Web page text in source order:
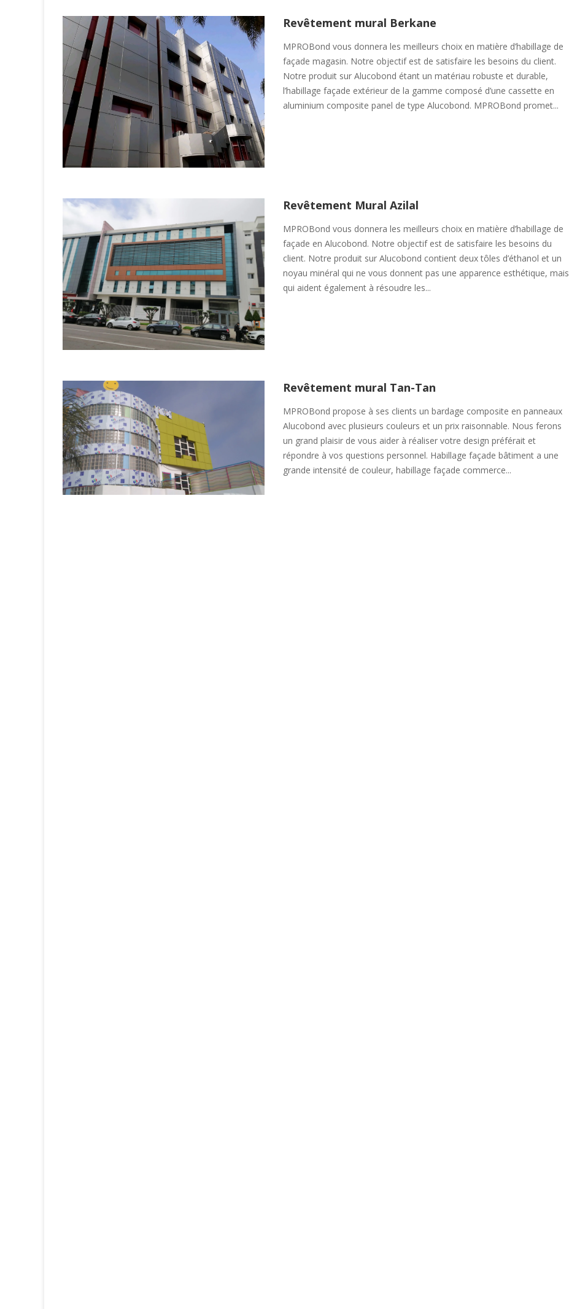
Revêtement mural Berkane
MPROBond vous donnera les meilleurs choix en matière d’habillage de
façade magasin. Notre objectif est de satisfaire les besoins du client.
Notre produit sur Alucobond étant un matériau robuste et durable,
l’habillage façade extérieur de la gamme composé d’une cassette en
aluminium composite panel de type Alucobond. MPROBond promet...
Revêtement Mural Azilal
MPROBond vous donnera les meilleurs choix en matière d’habillage de
façade en Alucobond. Notre objectif est de satisfaire les besoins du
client. Notre produit sur Alucobond contient deux tôles d’éthanol et un
noyau minéral qui ne vous donnent pas une apparence esthétique, mais
qui aident également à résoudre les...
Revêtement mural Tan-Tan
MPROBond propose à ses clients un bardage composite en panneaux
Alucobond avec plusieurs couleurs et un prix raisonnable. Nous ferons
un grand plaisir de vous aider à réaliser votre design préférait et
répondre à vos questions personnel. Habillage façade bâtiment a une
grande intensité de couleur, habillage façade commerce...